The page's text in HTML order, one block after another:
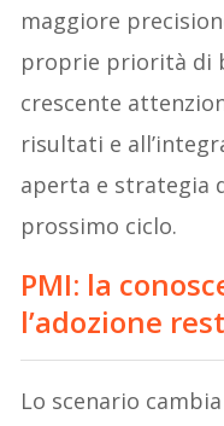
maggiore
proprie priorità di
crescente
risultati e
aperta e strategia
prossimo ciclo.
PMI: la
l’adozione
Lo scenario